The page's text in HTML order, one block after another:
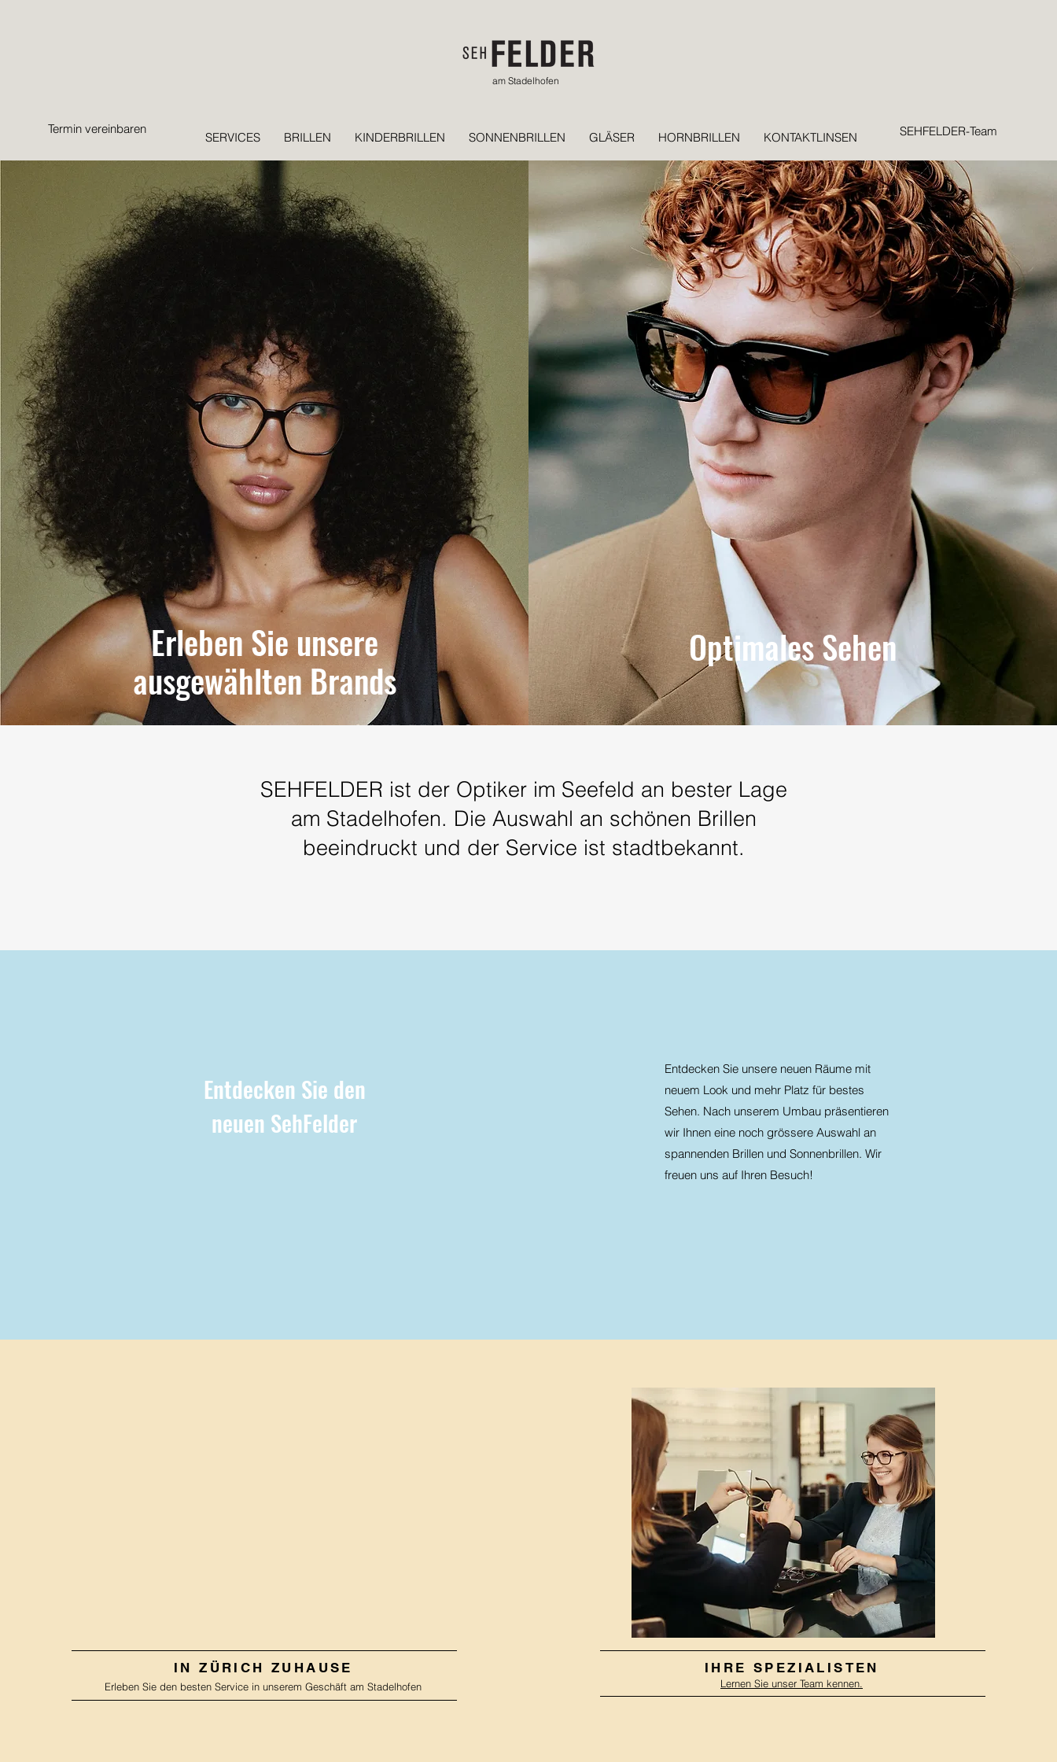
Termin vereinbaren
am Stadelhofen
SEHFELDER-Team
SERVICES BRILLEN KINDERBRILLEN SONNENBRILLEN GLÄSER HORNBRILLEN KONTAKTLINSEN
Erleben Sie unsere
ausgewählten Brands
Optimales Sehen
SEHFELDER ist der Optiker im Seefeld an bester Lage
am Stadelhofen. Die Auswahl an schönen Brillen
beeindruckt und der Service ist stadtbekannt.
Entdecken Sie den
neuen SehFelder
Entdecken Sie unsere neuen Räume mit
neuem Look und mehr Platz für bestes
Sehen. Nach unserem Umbau präsentieren
wir Ihnen eine noch grössere Auswahl an
spannenden Brillen und Sonnenbrillen. Wir
freuen uns auf Ihren Besuch!​
IN ZÜRICH ZUHAUSE
Erleben Sie den besten Service in unserem Geschäft am Stadelhofen
IHRE SPEZIALISTEN
Lernen Sie unser Team kennen.